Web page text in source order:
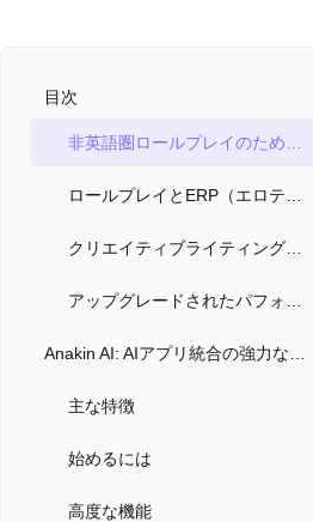
目次
主な特徴
始めるには
高度な機能